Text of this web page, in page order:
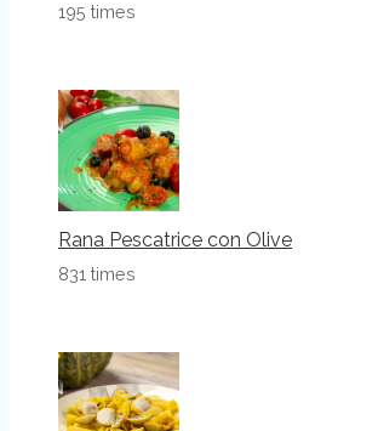
195 times
Rana Pescatrice con Olive
831 times